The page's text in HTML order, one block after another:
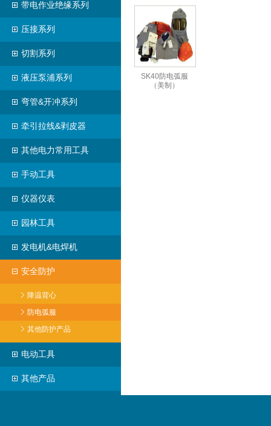
带电作业绝缘系列
压接系列
切割系列
液压泵浦系列
弯管&开冲系列
牵引拉线&剥皮器
其他电力常用工具
手动工具
仪器仪表
园林工具
发电机&电焊机
安全防护
降温背心
防电弧服
其他防护产品
电动工具
其他产品
SK40防电弧服
（美制）